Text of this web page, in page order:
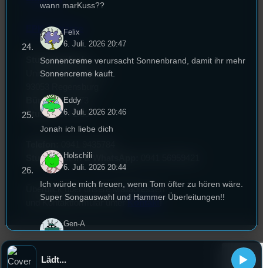
EPK & Presse
Studentenfunk
Universitätsstraße 31
Büro:PT 4.0.73
Studio:SH 1.39
Studio Call-In & WhatsApp:
Überblick über unsere Mailadressen
und Kontaktformular unterKontakt!
wann marKuss??
Felix
6. Juli. 2026 20:47
Sonnencreme verursacht Sonnenbrand, damit ihr mehr
Sonnencreme kauft.
Eddy
6. Juli. 2026 20:46
Jonah ich liebe dich
Holschili
6. Juli. 2026 20:44
Ich würde mich freuen, wenn Tom öfter zu hören wäre.
Super Songauswahl und Hammer Überleitungen!!
Gen-A
Lädt...